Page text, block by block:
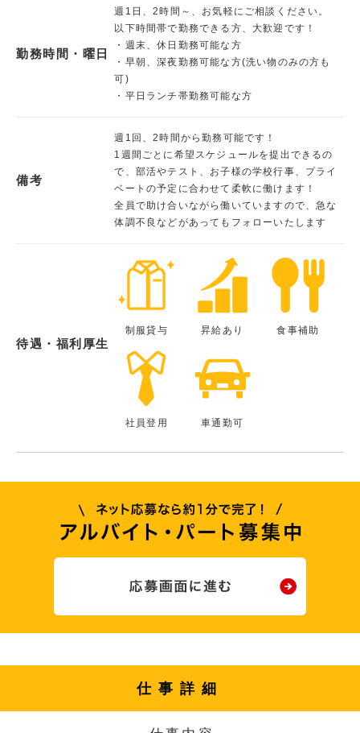
勤務時間・曜日
週1日、2時間～、お気軽にご相談ください。
以下時間帯で勤務できる方、大歓迎です！
・週末、休日勤務可能な方
・早朝、深夜勤務可能な方(洗い物のみの方も
可)
・平日ランチ帯勤務可能な方
備考
週1回、2時間から勤務可能です！
1週間ごとに希望スケジュールを提出できるの
で、部活やテスト、お子様の学校行事、プライ
ベートの予定に合わせて柔軟に働けます！
全員で助け合いながら働いていますので、急な
体調不良などがあってもフォローいたします
待遇・福利厚生
制服貸与 昇給あり 食事補助
社員登用 車通勤可
仕事詳細